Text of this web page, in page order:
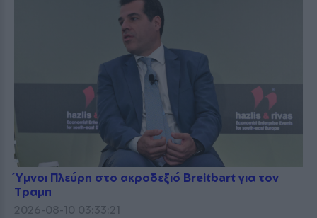
Ύμνοι Πλεύρη στο ακροδεξιό Breitbart για τον
Τραμπ
2026-08-10 03:33:21